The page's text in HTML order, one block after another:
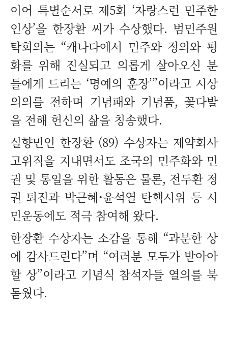
이어 특별순서로 제5회 ‘자랑스런 민주한
인상’을 한장환 씨가 수상했다. 범민주원
탁회의는 “캐나다에서 민주와 정의와 평
화를 위해 진실되고 의롭게 살아오신 분
들에게 드리는 ‘명예의 훈장’”이라고 시상
의의를 전하며 기념패와 기념품, 꽃다발
을 전해 헌신의 삶을 칭송했다.
실향민인 한장환 (89) 수상자는 제약회사
고위직을 지내면서도 조국의 민주화와 민
권 및 통일을 위한 활동은 물론, 전두환 정
권 퇴진과 박근혜·윤석열 탄핵시위 등 시
민운동에도 적극 참여해 왔다.
한장환 수상자는 소감을 통해 “과분한 상
에 감사드린다”며 “여러분 모두가 받아아
할 상”이라고 기념식 참석자들 열의를 북
돋웠다.